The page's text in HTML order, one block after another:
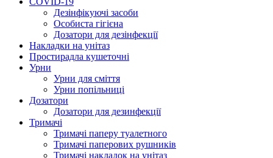
Дезінфікуючі засоби
Особиста гігієна
Дозатори для дезінфекції
Накладки на унітаз
Простирадла кушеточні
Урни
Урни для сміття
Урни попільниці
Дозатори
Дозатори для дезинфекції
Тримачі
Тримачі паперу туалетного
Тримачі паперових рушників
Тримачі накладок на унітаз